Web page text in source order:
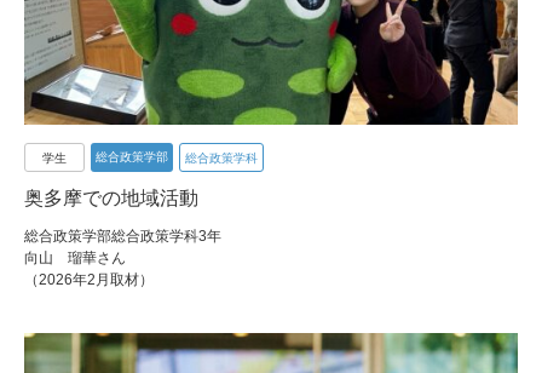
学生 総合政策学部 総合政策学科
奥多摩での地域活動
総合政策学部総合政策学科3年
向山 瑠華さん
（2026年2月取材）